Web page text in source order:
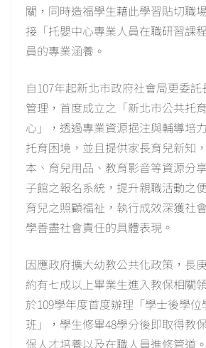
關，同時造福學生藉此學習貼切職
接「托嬰中心專業人員在職研習課
員的專業涵養。
自107年起新北市政府社會局更委
管理，首度成立之「新北市公共托
心」，透過專業資源挹注與輔導培
托育困境，並且提供家長育兒新知
本、育兒用品、教育影音等資源分
子館之報名系統，提升親職活動之
育兒之照顧福祉，執行成效深獲社
學善盡社會責任的具體表現。
因應政府擴大幼教公共化政策，長
約有七成以上畢業生進入教保相關
於109學年度首度辦理「學士後學
班」，學生修畢48學分後即取得教
保人才培養以及在職人員進修管道。